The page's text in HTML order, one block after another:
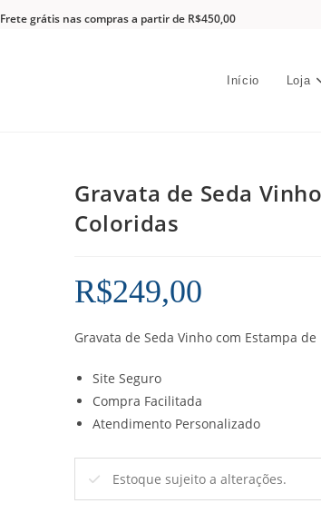
Frete grátis nas compras a partir de R$450,00
Início Loja
Gravata de Seda
Coloridas
R$249,00
Gravata de Seda Vinho com Estampa
Site Seguro
Compra Facilitada
Atendimento Personalizado
Estoque sujeito a alterações.